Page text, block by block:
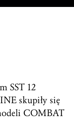
SST 12
skupiły się
COMBAT